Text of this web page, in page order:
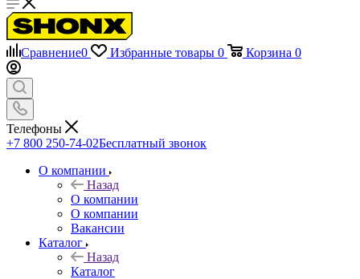
Сравнение0 Избранные товары 0 Корзина 0
Телефоны
+7 800 250-74-02Бесплатный звонок
О компании
Назад
О компании
О компании
Вакансии
Каталог
Назад
Каталог